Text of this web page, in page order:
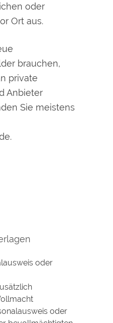
oder
Ort aus.
brauchen,
private
Anbieter
Sie meistens
oder
oder